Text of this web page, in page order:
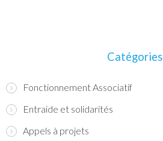
Catégories
Fonctionnement Associatif
Entraide et solidarités
Appels à projets